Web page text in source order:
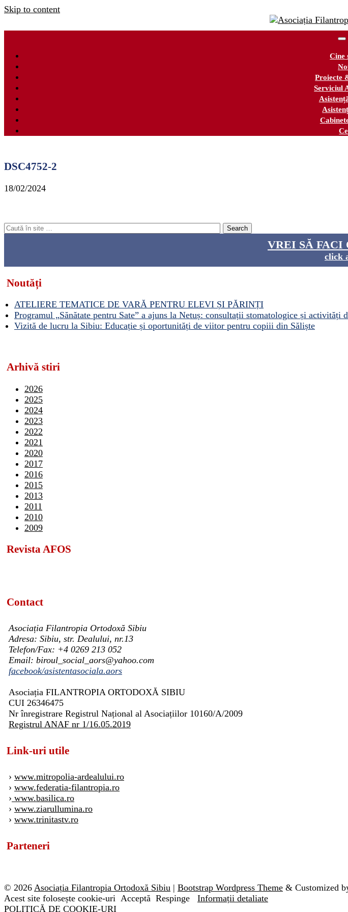
Skip to content
Cine
Proiecte
Serviciul
DSC4752-2
18/02/2024
VREI SĂ FACI
click
Noutăți
ATELIERE TEMATICE DE VARĂ PENTRU ELEVI ȘI PĂRINȚI
Programul „Sănătate pentru Sate” a ajuns la Netuș: consultații stomatologice și
Vizită de lucru la Sibiu: Educație și oportunități de viitor pentru copiii din Săliște
Arhivă stiri
2026
2025
2024
2023
2022
2021
2020
2017
2016
2015
2013
2011
2010
2009
Revista AFOS
Contact
Asociația Filantropia Ortodoxă Sibiu
Adresa: Sibiu, str. Dealului, nr.13
Telefon/Fax: +4 0269 213 052
Email: biroul_social_aors@yahoo.com
facebook/asistentasociala.aors
Asociația FILANTROPIA ORTODOXĂ SIBIU
CUI 26346475
Nr înregistrare Registrul Național al Asociațiilor 10160/A/2009
Registrul ANAF nr 1/16.05.2019
Link-uri utile
› www.mitropolia-ardealului.ro
› www.federatia-filantropia.ro
› www.basilica.ro
› www.ziarullumina.ro
› www.trinitastv.ro
Parteneri
© 2026 Asociația Filantropia Ortodoxă Sibiu | Bootstrap Wordpress Theme & Customized
Acest site folosește cookie-uri Acceptă Respinge
Informații detaliate
POLITICĂ DE COOKIE-URI